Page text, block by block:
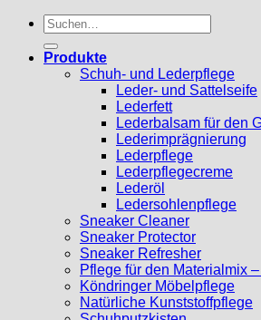
Suchen
nach:
Produkte
Schuh- und Lederpflege
Leder- und Sattelseife
Lederfett
Lederbalsam für den
Lederimprägnierung
Lederpflege
Lederpflegecreme
Lederöl
Ledersohlenpflege
Sneaker Cleaner
Sneaker Protector
Sneaker Refresher
Pflege für den Materialmix
Köndringer Möbelpflege
Natürliche Kunststoffpflege